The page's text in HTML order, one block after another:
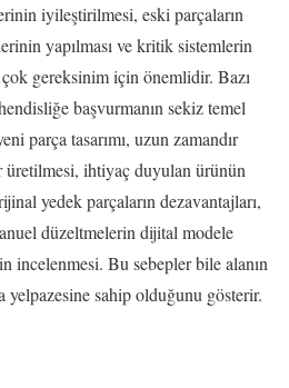
iyileştirilmesi, eski parçaların
yapılması ve kritik sistemlerin
gereksinim için önemlidir. Bazı
başvurmanın sekiz temel
parça tasarımı, uzun zamandır
ihtiyaç duyulan ürünün
yedek parçaların dezavantajları,
düzeltmelerin dijital modele
incelenmesi. Bu sebepler bile alanın
yelpazesine sahip olduğunu gösterir.